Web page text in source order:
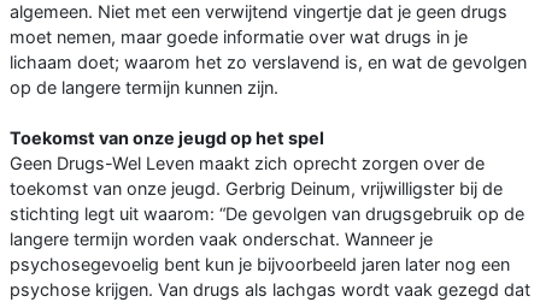
algemeen. Niet met een verwijtend vingertje dat je geen drugs
moet nemen, maar goede informatie over wat drugs in je
lichaam doet; waarom het zo verslavend is, en wat de gevolgen
op de langere termijn kunnen zijn.
Toekomst van onze jeugd op het spel
Geen Drugs-Wel Leven maakt zich oprecht zorgen over de
toekomst van onze jeugd. Gerbrig Deinum, vrijwilligster bij de
stichting legt uit waarom: “De gevolgen van drugsgebruik op de
langere termijn worden vaak onderschat. Wanneer je
psychosegevoelig bent kun je bijvoorbeeld jaren later nog een
psychose krijgen. Van drugs als lachgas wordt vaak gezegd dat